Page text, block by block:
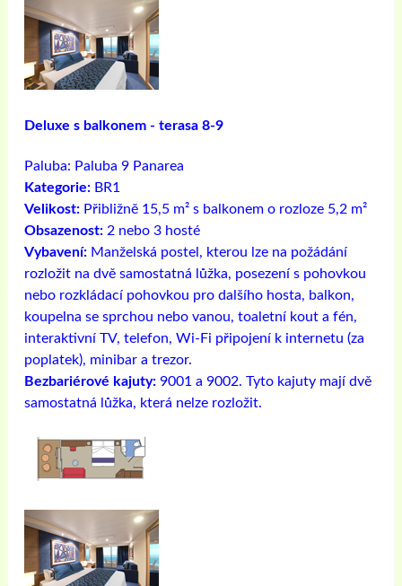
Deluxe s balkonem - terasa 8-9
Paluba: Paluba 9 Panarea
Kategorie: BR1
Velikost: Přibližně 15,5 m² s balkonem o rozloze 5,2 m²
Obsazenost: 2 nebo 3 hosté
Vybavení: Manželská postel, kterou lze na požádání
rozložit na dvě samostatná lůžka, posezení s pohovkou
nebo rozkládací pohovkou pro dalšího hosta, balkon,
koupelna se sprchou nebo vanou, toaletní kout a fén,
interaktivní TV, telefon, Wi-Fi připojení k internetu (za
poplatek), minibar a trezor.
Bezbariérové ​​kajuty: 9001 a 9002. Tyto kajuty mají dvě
samostatná lůžka, která nelze rozložit.